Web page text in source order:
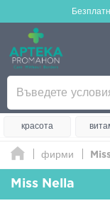
красота
фирми
Miss Nella